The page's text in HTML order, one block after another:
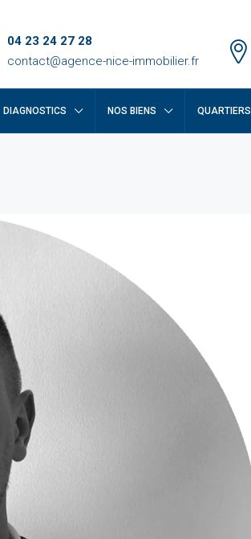
04 23 24 27 28
contact@agence-nice-immobilier.fr
DIAGNOSTICS NOS BIENS QUARTIERS